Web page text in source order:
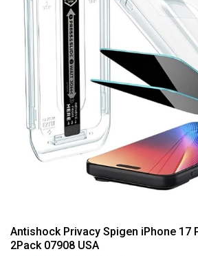
Antishock Privacy Spigen iPhone 17
2Pack 07908 USA